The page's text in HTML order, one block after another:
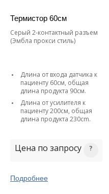
Термистор 60см
Серый 2-контактный разъем
(Эмбла прокси стиль)
Длина от входа датчика к
пациенту 60см, общая
длина продукта 90см.
Длина от усилителя к
пациенту 200см, общая
длина продукта 230cm.
Цена по запросу
Подробнее